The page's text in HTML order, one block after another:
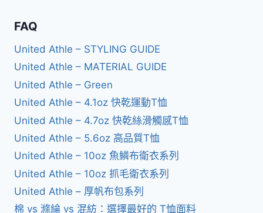
FAQ
United Athle – STYLING GUIDE
United Athle – MATERIAL GUIDE
United Athle – Green
United Athle – 4.1oz 快乾運動T恤
United Athle – 4.7oz 快乾絲滑觸感T恤
United Athle – 5.6oz 高品質T恤
United Athle – 10oz 魚鱗布衛衣系列
United Athle – 10oz 抓毛衛衣系列
United Athle – 厚帆布包系列
棉 vs 滌綸 vs 混紡：選擇最好的 T恤面料